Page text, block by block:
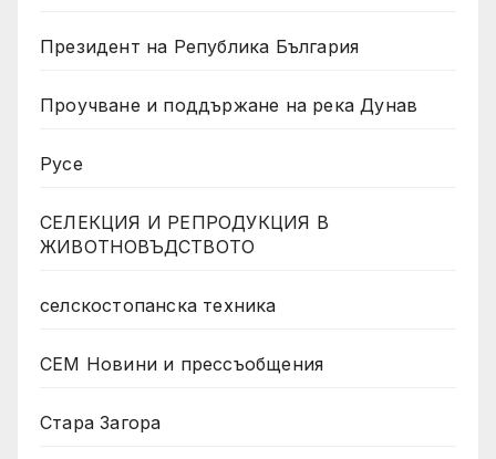
Президент на Република България
Проучване и поддържане на река Дунав
Русе
СЕЛЕКЦИЯ И РЕПРОДУКЦИЯ В
ЖИВОТНОВЪДСТВОТО
селскостопанска техника
СЕМ Новини и прессъобщения
Стара Загора